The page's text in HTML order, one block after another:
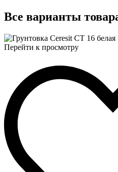
Все варианты
Перейти к просмотру